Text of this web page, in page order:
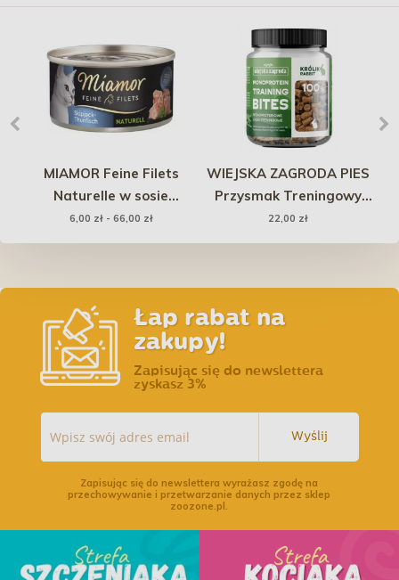
MIAMOR Feine Filets
Naturelle w sosie
własnym - tuńczyk
Skipjack
6,00 zł - 66,00 zł
WIEJSKA ZAGRODA PIES
Przysmak Treningowy
Kąski Monoproteinowe
Królik 150g
22,00 zł
Łap rabat na
zakupy!
Zapisując się do newslettera
zyskasz 3%
Wyślij
Zapisując się do newslettera wyrażasz zgodę na
przechowywanie i przetwarzanie danych przez sklep
zoozone.pl.